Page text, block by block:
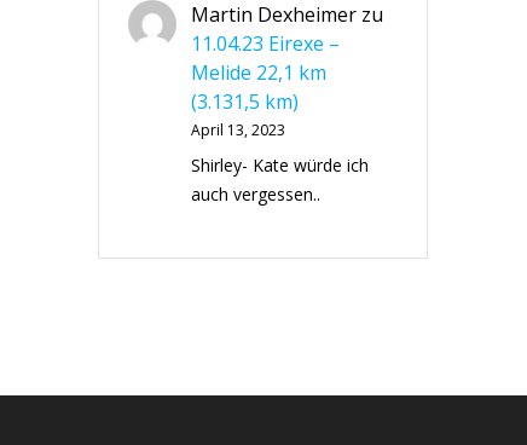
Martin Dexheimer zu
11.04.23 Eirexe –
Melide 22,1 km
(3.131,5 km)
April 13, 2023
Shirley- Kate würde ich
auch vergessen..